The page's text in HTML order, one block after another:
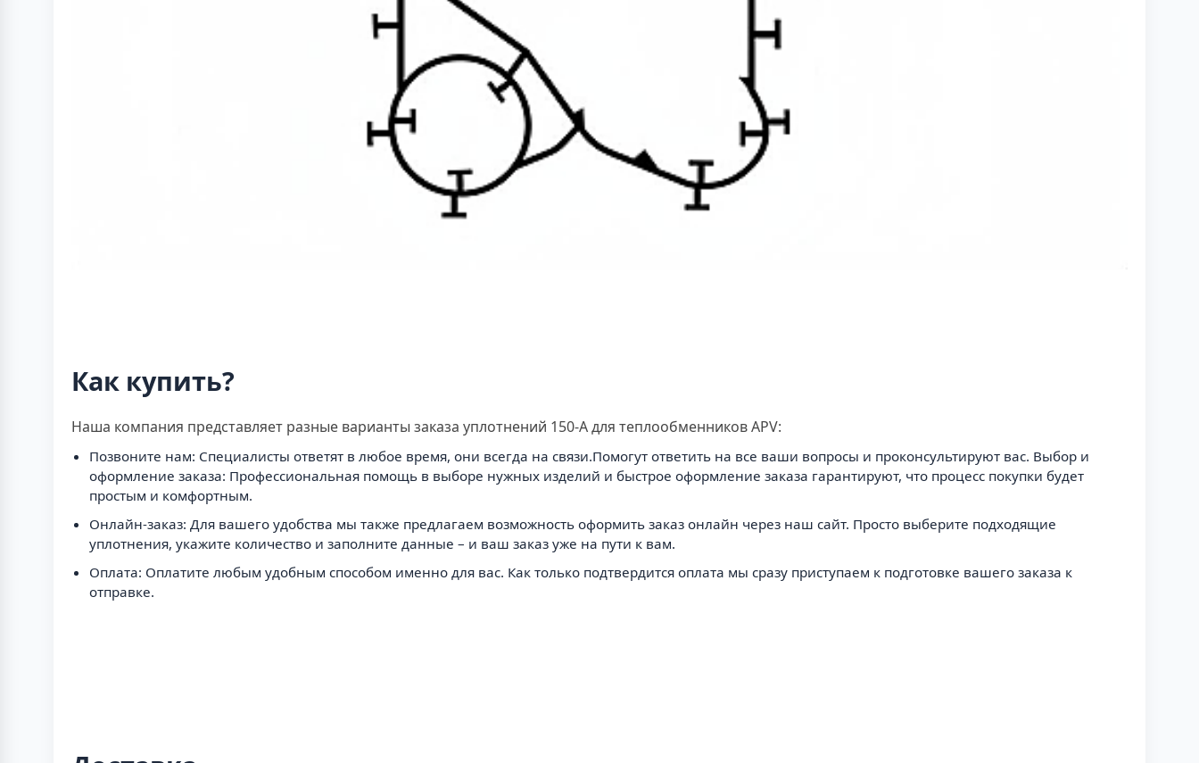
Как купить?
Наша компания представляет разные варианты заказа уплотнений 150-A для теплообменников APV:
Позвоните нам: Специалисты ответят в любое время, они всегда на связи.Помогут ответить на все ваши вопросы и проконсультируют вас. Выбор и
оформление заказа: Профессиональная помощь в выборе нужных изделий и быстрое оформление заказа гарантируют, что процесс покупки будет
простым и комфортным.
Онлайн-заказ: Для вашего удобства мы также предлагаем возможность оформить заказ онлайн через наш сайт. Просто выберите подходящие
уплотнения, укажите количество и заполните данные – и ваш заказ уже на пути к вам.
Оплата: Оплатите любым удобным способом именно для вас. Как только подтвердится оплата мы сразу приступаем к подготовке вашего заказа к
отправке.